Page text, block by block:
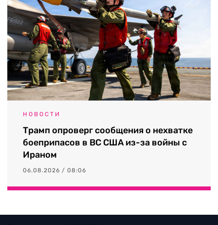
НОВОСТИ
Трамп опроверг сообщения о нехватке
боеприпасов в ВС США из-за войны с
Ираном
06.08.2026 / 08:06